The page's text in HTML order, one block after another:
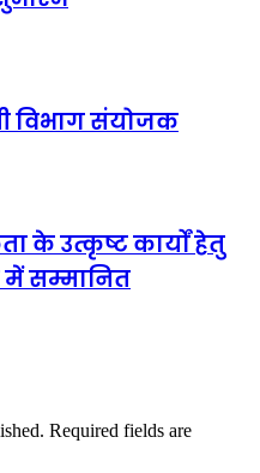
विभाग संयोजक
के उत्कृष्ट कार्यों हेतु
में सम्मानित
Required fields are